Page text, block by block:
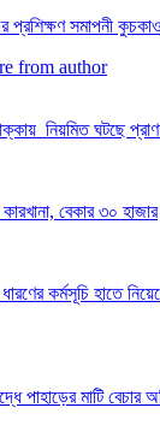
প্রশিক্ষণ সমাপনী
from author
নিয়মিত ঘটছে
বেকার ৩০ হাজার
কর্মসূচি হাতে
পাহাড়ের মাটি বেচার